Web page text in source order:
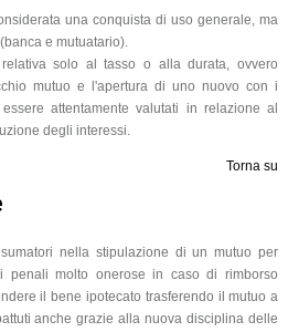
una conquista di uso generale, ma
e mutuatario).
solo al tasso o alla durata, ovvero
mutuo e l'apertura di uno nuovo con i
attentamente valutati in relazione al
degli interessi.
Torna su
nella stipulazione di un mutuo per
penali molto onerose in caso di rimborso
il bene ipotecato trasferendo il mutuo a
anche grazie alla nuova disciplina delle